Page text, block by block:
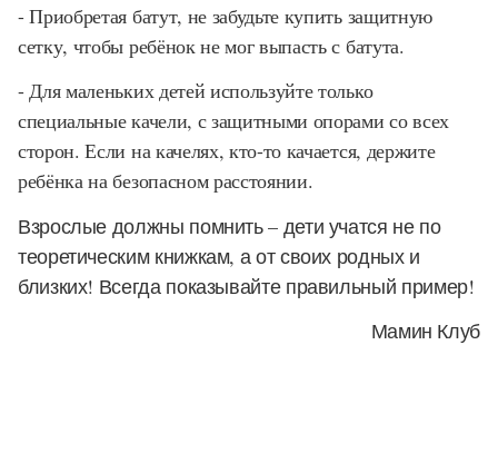
- Приобретая батут, не забудьте купить защитную
сетку, чтобы ребёнок не мог выпасть с батута.
- Для маленьких детей используйте только
специальные качели, с защитными опорами со всех
сторон. Если на качелях, кто-то качается, держите
ребёнка на безопасном расстоянии.
Взрослые должны помнить – дети учатся не по
теоретическим книжкам, а от своих родных и
близких! Всегда показывайте правильный пример!
Мамин Клуб